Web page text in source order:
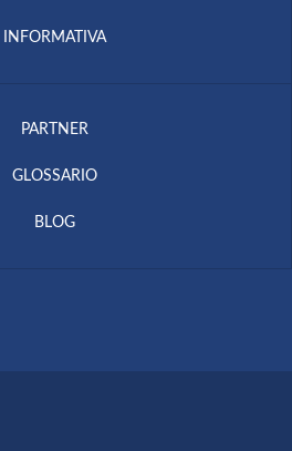
INFORMATIVA
PARTNER
GLOSSARIO
BLOG